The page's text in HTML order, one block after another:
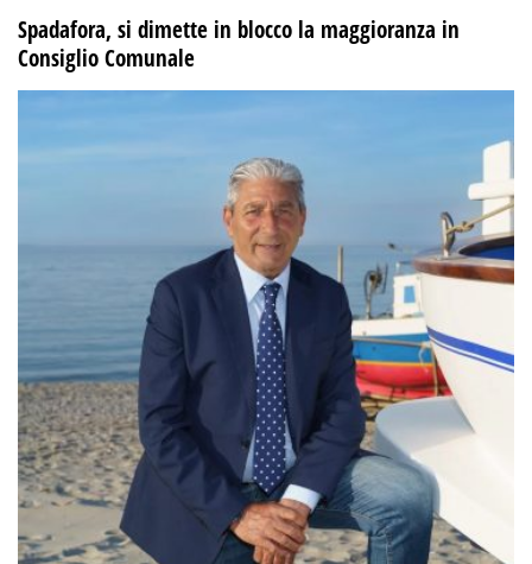
Spadafora, si dimette in blocco la maggioranza in
Consiglio Comunale